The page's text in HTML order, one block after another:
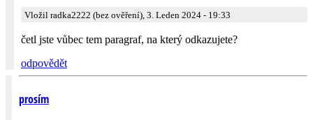
Vložil radka2222 (bez ověření), 3. Leden 2024 - 19:33
četl jste vůbec tem paragraf, na který odkazujete?
odpovědět
prosím